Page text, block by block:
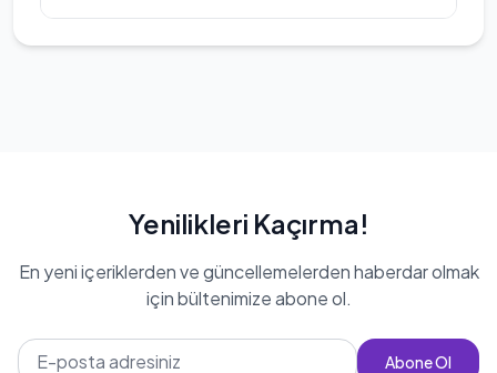
'Seksenler' dizisinde Butik Ali
karakteri ile tanınmıştır. 2014 yılında
karşısına çıkmıştır. Hakan Bulut,
tiyatro sahnelerinde de aktif olarak
yer almakta ve birçok önemli projede
rol almıştır.
Yenilikleri Kaçırma!
En yeni içeriklerden ve güncellemelerden haberdar olmak
için bültenimize abone ol.
Abone Ol